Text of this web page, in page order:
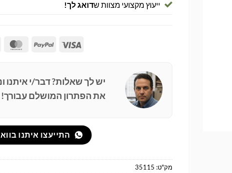
ייעוץ מקצועי מצוות שדואג לך!
Visa
PayPal
יש לך שאלות? דבר/י איתנו
את הפתרון המושלם עבורך!
התייעצו איתנו
מק"ט: 35115